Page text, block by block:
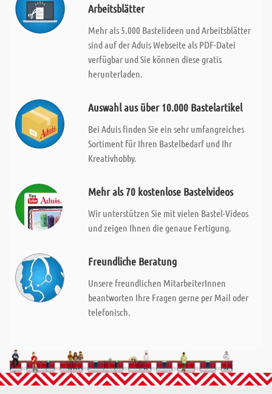
Arbeitsblätter
Mehr als 5.000 Bastelideen und Arbeitsblätter
sind auf der Aduis Webseite als PDF-Datei
verfügbar und Sie können diese gratis
herunterladen.
Auswahl aus über 10.000 Bastelartikel
Bei Aduis finden Sie ein sehr umfangreiches
Sortiment für Ihren Bastelbedarf und Ihr
Kreativhobby.
Mehr als 70 kostenlose Bastelvideos
Wir unterstützen Sie mit vielen Bastel-Videos
und zeigen Ihnen die genaue Fertigung.
Freundliche Beratung
Unsere freundlichen MitarbeiterInnen
beantworten Ihre Fragen gerne per Mail oder
telefonisch.